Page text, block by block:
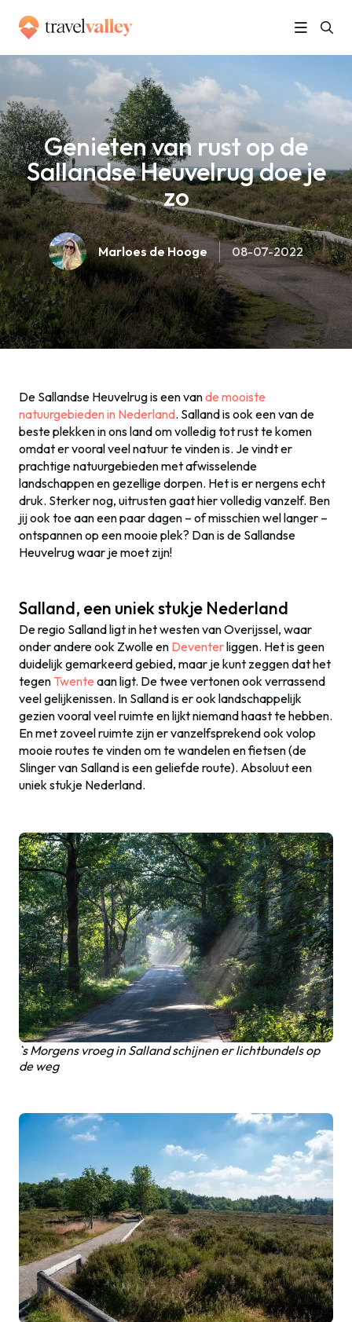
Genieten van rust op de Sallandse Heuvelrug doe je zo
Genieten van rust op de
Sallandse Heuvelrug doe je
zo
Marloes de Hooge 08-07-2022
De Sallandse Heuvelrug is een vande mooiste
natuurgebieden in Nederland. Salland is ook een van de
beste plekken in ons land om volledig tot rust te komen
omdat er vooral veel natuur te vinden is. Je vindt er
prachtige natuurgebieden met afwisselende
landschappen en gezellige dorpen. Het is er nergens echt
druk. Sterker nog, uitrusten gaat hier volledig vanzelf. Ben
jij ook toe aan een paar dagen – of misschien wel langer –
ontspannen op een mooie plek? Dan is de Sallandse
Heuvelrug waar je moet zijn!
Salland, een uniek stukje Nederland
De regio Salland ligt in het westen van Overijssel, waar
onder andere ook Zwolle en Deventerliggen. Het is geen
duidelijk gemarkeerd gebied, maar je kunt zeggen dat het
tegen Twente aan ligt. De twee vertonen ook verrassend
veel gelijkenissen. In Salland is er ook landschappelijk
gezien vooral veel ruimte en lijkt niemand haast te hebben.
En met zoveel ruimte zijn er vanzelfsprekend ook volop
mooie routes te vinden om te wandelen en fietsen (de
Slinger van Salland is een geliefde route). Absoluut een
uniek stukje Nederland.
`s Morgens vroeg in Salland schijnen er lichtbundels op
de weg